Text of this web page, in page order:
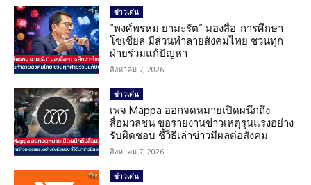
ข่าวเด่น
“พงศ์พรหม ยามะรัต” มองสื่อ-การศึกษา-
โซเชียล มีส่วนทำลายสังคมไทย ชวนทุก
ฝ่ายร่วมแก้ปัญหา
สิงหาคม 7, 2026
ข่าวเด่น
เพจ Mappa ออกจดหมายเปิดผนึกถึง
สื่อมวลชน ขอรายงานข่าวเหตุรุนแรงอย่าง
รับผิดชอบ ชี้วิธีเล่าข่าวมีผลต่อสังคม
สิงหาคม 7, 2026
ข่าวเด่น